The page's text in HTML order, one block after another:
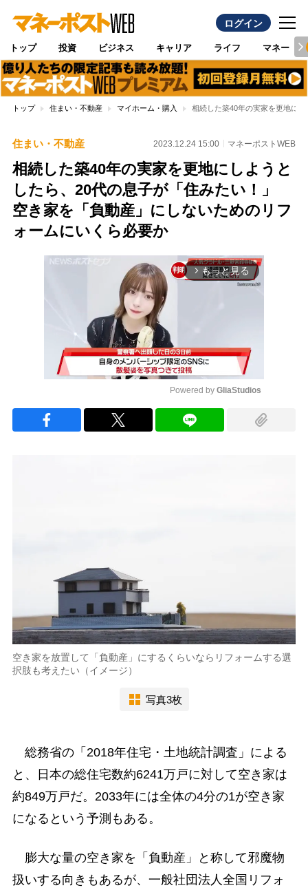
ログイン
トップ 投資 ビジネス キャリア ライフ マネー
トップ 住まい・不動産 マイホーム・購入 相続した築40年の実家を更地に
住まい・不動産 2023.12.24 15:00 マネーポストWEB
相続した築40年の実家を更地にしようと
したら、20代の息子が「住みたい！」
空き家を「負動産」にしないためのリフ
ォームにいくら必要か
arrow_forward_ios もっと見る
Powered by GliaStudios
空き家を放置して「負動産」にするくらいならリフォームする選
択肢も考えたい（イメージ）
写真3枚
総務省の「2018年住宅・土地統計調査」による
と、日本の総住宅数約6241万戸に対して空き家は
約849万戸だ。2033年には全体の4分の1が空き家
になるという予測もある。
膨大な量の空き家を「負動産」と称して邪魔物
扱いする向きもあるが、一般社団法人全国リフォ